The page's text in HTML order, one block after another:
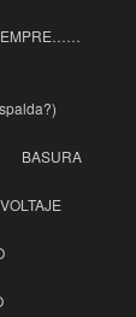
BASURA